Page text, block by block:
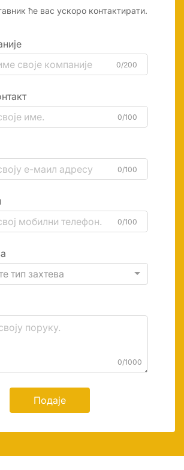
ће вас ускоро контактирати.
0/200
0/100
0/100
0/100
тип захтева
0/1000
Подаје